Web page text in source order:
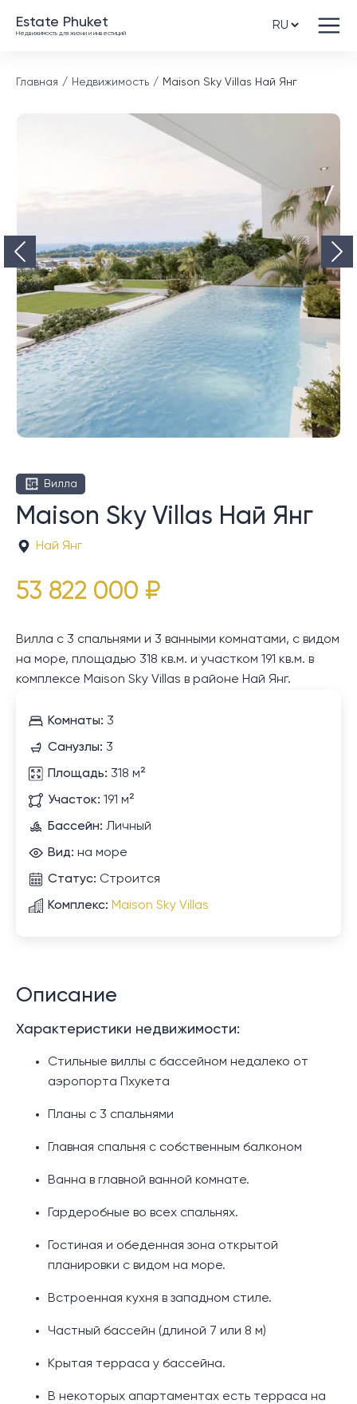
Estate Phuket
Недвижимость для жизни и инвестиций
Главная Недвижимость Maison Sky Villas Най Янг
Вилла
Maison Sky Villas Най Янг
Най Янг
53 822 000 ₽
Вилла с 3 спальнями и 3 ванными комнатами, с видом
на море, площадью 318 кв.м. и участком 191 кв.м. в
комплексе Maison Sky Villas в районе Най Янг.
Комнаты: 3
Санузлы: 3
Площадь: 318 м²
Участок: 191 м²
Бассейн: Личный
Вид: на море
Статус: Строится
Комплекс: Maison Sky Villas
Описание
Характеристики недвижимости:
Стильные виллы с бассейном недалеко от
аэропорта Пхукета
Планы с 3 спальнями
Главная спальня с собственным балконом
Ванна в главной ванной комнате.
Гардеробные во всех спальнях.
Гостиная и обеденная зона открытой
планировки с видом на море.
Встроенная кухня в западном стиле.
Частный бассейн (длиной 7 или 8 м)
Крытая терраса у бассейна.
В некоторых апартаментах есть терраса на